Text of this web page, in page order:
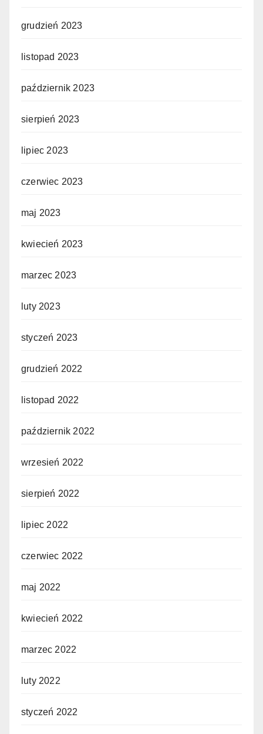
grudzień 2023
listopad 2023
październik 2023
sierpień 2023
lipiec 2023
czerwiec 2023
maj 2023
kwiecień 2023
marzec 2023
luty 2023
styczeń 2023
grudzień 2022
listopad 2022
październik 2022
wrzesień 2022
sierpień 2022
lipiec 2022
czerwiec 2022
maj 2022
kwiecień 2022
marzec 2022
luty 2022
styczeń 2022